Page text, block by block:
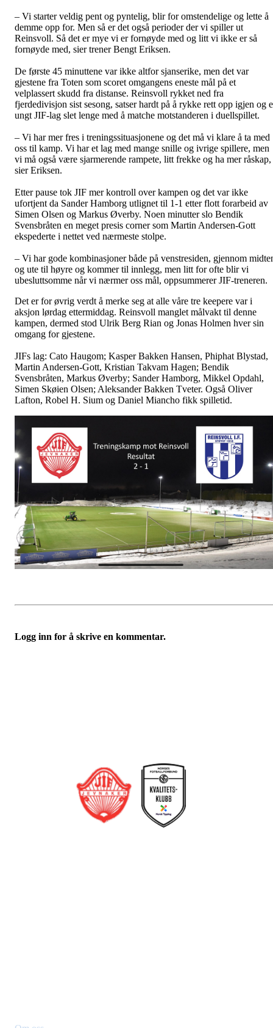
– Vi starter veldig pent og pyntelig, blir for omstendelige og lette å
demme opp for. Men så er det også perioder der vi spiller ut
Reinsvoll. Så det er mye vi er fornøyde med og litt vi ikke er så
fornøyde med, sier trener Bengt Eriksen.
De første 45 minuttene var ikke altfor sjanserike, men det var
gjestene fra Toten som scoret omgangens eneste mål på et
velplassert skudd fra distanse. Reinsvoll rykket ned fra
fjerdedivisjon sist sesong, satser hardt på å rykke rett opp igjen og
ungt JIF-lag slet lenge med å matche motstanderen i duellspillet.
– Vi har mer fres i treningssituasjonene og det må vi klare å ta med
oss til kamp. Vi har et lag med mange snille og ivrige spillere, men
vi må også være sjarmerende rampete, litt frekke og ha mer råskap,
sier Eriksen.
Etter pause tok JIF mer kontroll over kampen og det var ikke
ufortjent da Sander Hamborg utlignet til 1-1 etter flott forarbeid av
Simen Olsen og Markus Øverby. Noen minutter slo Bendik
Svensbråten en meget presis corner som Martin Andersen-Gott
ekspederte i nettet ved nærmeste stolpe.
– Vi har gode kombinasjoner både på venstresiden, gjennom
og ute til høyre og kommer til innlegg, men litt for ofte blir vi
ubesluttsomme når vi nærmer oss mål, oppsummerer JIF-treneren.
Det er for øvrig verdt å merke seg at alle våre tre keepere var i
aksjon lørdag ettermiddag. Reinsvoll manglet målvakt til denne
kampen, dermed stod Ulrik Berg Rian og Jonas Holmen hver sin
omgang for gjestene.
JIFs lag: Cato Haugom; Kasper Bakken Hansen, Phiphat Blystad,
Martin Andersen-Gott, Kristian Takvam Hagen; Bendik
Svensbråten, Markus Øverby; Sander Hamborg, Mikkel Opdahl,
Simen Skøien Olsen; Aleksander Bakken Tveter. Også Oliver
Lafton, Robel H. Sium og Daniel Miancho fikk spilletid.
Logg inn for å skrive en kommentar.